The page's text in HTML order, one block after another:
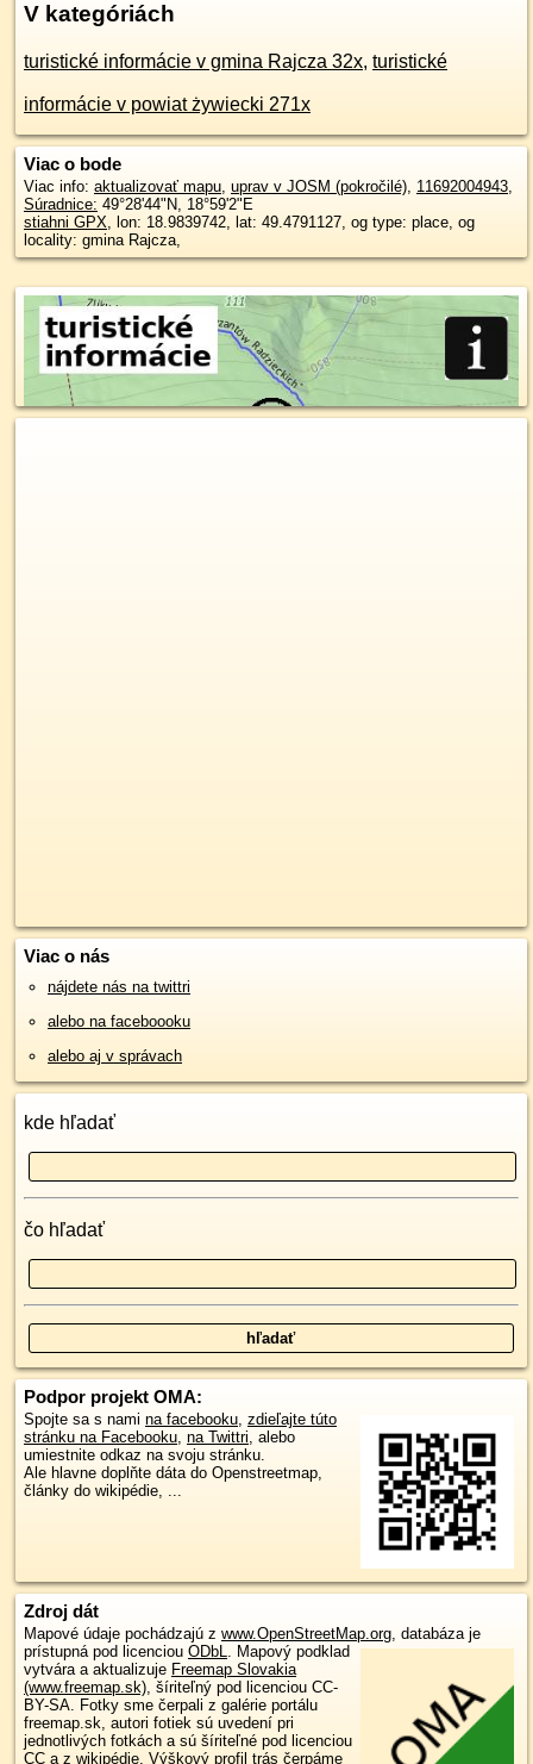
V kategóriách
turistické informácie v gmina Rajcza 32x, turistické
informácie v powiat żywiecki 271x
Viac o bode
Viac info: aktualizovať mapu, uprav v JOSM (pokročilé), 11692004943,
Súradnice: 49°28'44"N, 18°59'2"E
stiahni GPX, lon: 18.9839742, lat: 49.4791127, og type: place, og
locality: gmina Rajcza,
Viac o nás
nájdete nás na twittri
alebo na faceboooku
alebo aj v správach
kde hľadať
čo hľadať
Podpor projekt OMA:
Spojte sa s nami na facebooku, zdieľajte túto
stránku na Facebooku, na Twittri, alebo
umiestnite odkaz na svoju stránku.
Ale hlavne doplňte dáta do Openstreetmap,
články do wikipédie, ...
Zdroj dát
Mapové údaje pochádzajú z www.OpenStreetMap.org, databáza je
prístupná pod licenciou ODbL. Mapový podklad
vytvára a aktualizuje Freemap Slovakia
(www.freemap.sk), šíriteľný pod licenciou CC-
BY-SA. Fotky sme čerpali z galérie portálu
freemap.sk, autori fotiek sú uvedení pri
jednotlivých fotkách a sú šíriteľné pod licenciou
CC a z wikipédie. Výškový profil trás čerpáme